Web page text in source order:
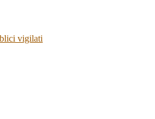
vigilati